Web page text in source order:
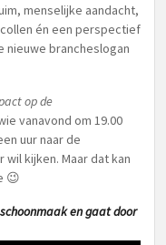
menselijke aandacht,
én een perspectief
nieuwe brancheslogan
op de
vanavond om 19.00
uur naar de
kijken. Maar dat kan
😉
en gaat door